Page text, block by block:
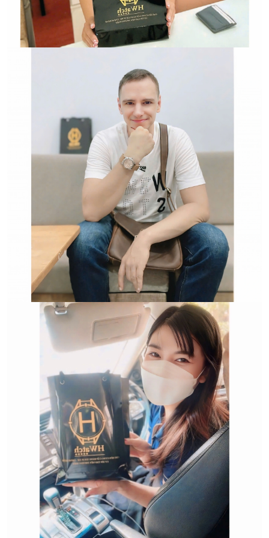
Đồng Hồ Chính Hãng
Hwatch Chuyên Nhập khẩu Và Phân Phối Các Loại
Đồng Hồ Chính Hãng
Trường hợp không chấp
nhận đổi hoặc trả sản
phẩm: